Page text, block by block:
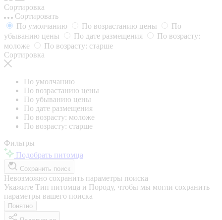
Сортировка
Сортировать
По умолчанию
По возрастанию цены
По
убыванию цены
По дате размещения
По возрасту:
моложе
По возрасту: старше
Сортировка
По умолчанию
По возрастанию цены
По убыванию цены
По дате размещения
По возрасту: моложе
По возрасту: старше
Фильтры
Подобрать питомца
Сохранить поиск
Невозможно сохранить параметры поиска
Укажите Тип питомца и Породу, чтобы мы могли сохранить
параметры вашего поиска
Понятно